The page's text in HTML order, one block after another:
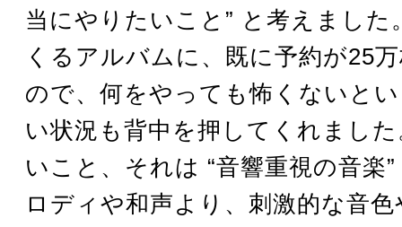
当にやりたいこと” と考えました
くるアルバムに、既に予約が25
ので、何をやっても怖くないと
い状況も背中を押してくれまし
いこと、それは “音響重視の音楽
ロディや和声より、刺激的な音